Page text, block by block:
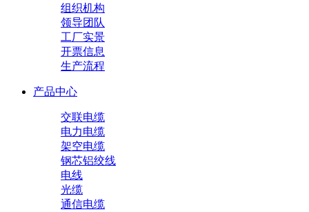
组织机构
领导团队
工厂实景
开票信息
生产流程
产品中心
交联电缆
电力电缆
架空电缆
钢芯铝绞线
电线
光缆
通信电缆